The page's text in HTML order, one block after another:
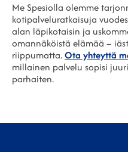
Me Spesiolla olemme
kotipalveluratkaisuja
alan läpikotaisin ja
omannäköistä elämää –
riippumatta.Ota yhteyttä
millainen palvelu sopisi
parhaiten.